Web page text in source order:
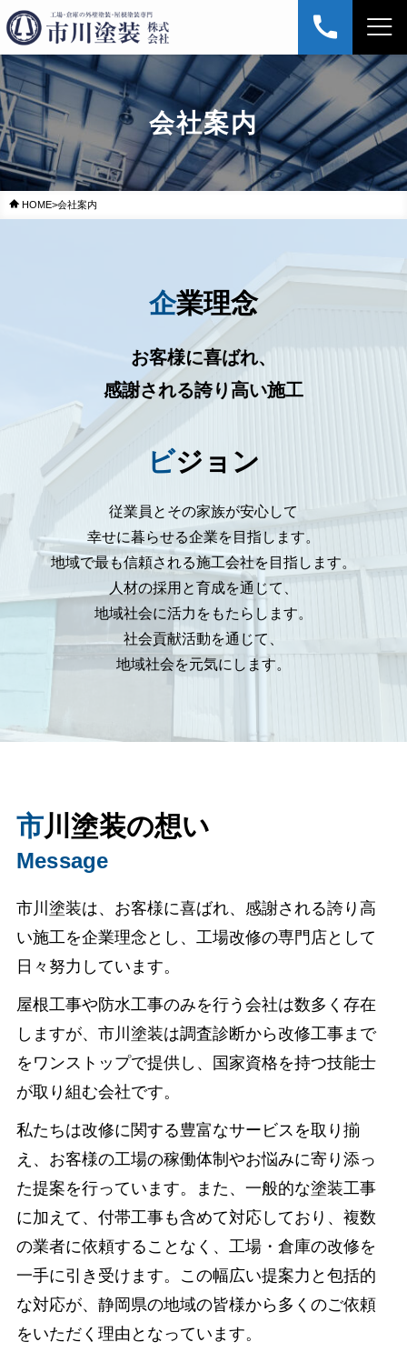
会社案内
HOME>会社案内
企業理念
お客様に喜ばれ、
感謝される誇り高い施工
ビジョン
従業員とその家族が安心して
幸せに暮らせる企業を目指します。
地域で最も信頼される施工会社を目指します。
人材の採用と育成を通じて、
地域社会に活力をもたらします。
社会貢献活動を通じて、
地域社会を元気にします。
市川塗装の想い
Message
市川塗装は、お客様に喜ばれ、感謝される誇り高
い施工を企業理念とし、工場改修の専門店として
日々努力しています。
屋根工事や防水工事のみを行う会社は数多く存在
しますが、市川塗装は調査診断から改修工事まで
をワンストップで提供し、国家資格を持つ技能士
が取り組む会社です。
私たちは改修に関する豊富なサービスを取り揃
え、お客様の工場の稼働体制やお悩みに寄り添っ
た提案を行っています。また、一般的な塗装工事
に加えて、付帯工事も含めて対応しており、複数
の業者に依頼することなく、工場・倉庫の改修を
一手に引き受けます。この幅広い提案力と包括的
な対応が、静岡県の地域の皆様から多くのご依頼
をいただく理由となっています。